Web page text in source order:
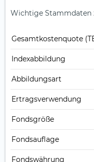
Wichtige Stammdaten
Gesamt­kosten­quote
Index­abbildung
Abbildungs­art
Ertrags­verwendung
Fonds­größe
Fonds­auflage
Fonds­währung